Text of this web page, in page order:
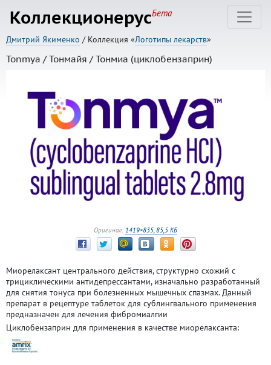
КоллекционерусБета
Дмитрий Якименко / Коллекция «Логотипы лекарств»
Tonmya / Тонмайя / Тонмиа (циклобензаприн)
Оригинал: 1419×835, 85,5 КБ
Миорелаксант центрального действия, структурно схожий с
трициклическими антидепрессантами, изначально разработанный
для снятия тонуса при болезненных мышечных спазмах. Данный
препарат в рецептуре таблеток для сублингвального применения
предназначен для лечения фибромиалгии
Циклобензаприн для применения в качестве миорелаксанта: